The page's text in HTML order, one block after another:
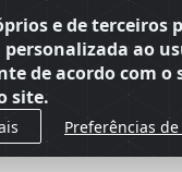
e de terceiros
ao
de acordo com o
site.
Preferências de
Porto Ferreira/ ·